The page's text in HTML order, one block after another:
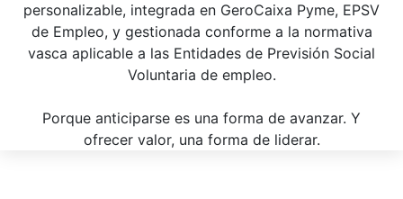
personalizable, integrada en GeroCaixa Pyme, EPSV
de Empleo, y gestionada conforme a la normativa
vasca aplicable a las Entidades de Previsión Social
Voluntaria de empleo.
Porque anticiparse es una forma de avanzar. Y
ofrecer valor, una forma de liderar.